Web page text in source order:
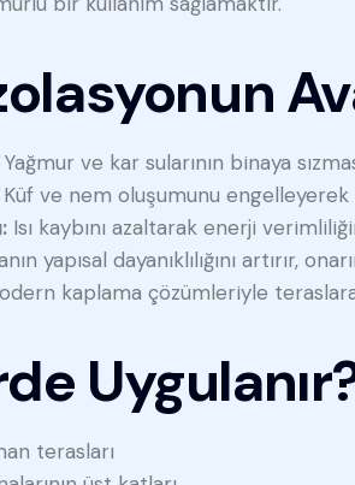
ve kar sularının binaya
ve nem oluşumunu engelleyerek
Isı kaybını azaltarak enerji
yapısal dayanıklılığını artırır,
kaplama çözümleriyle
terasları